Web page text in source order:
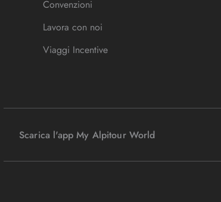
Convenzioni
Lavora con noi
Viaggi Incentive
Scarica l'app My Alpitour World